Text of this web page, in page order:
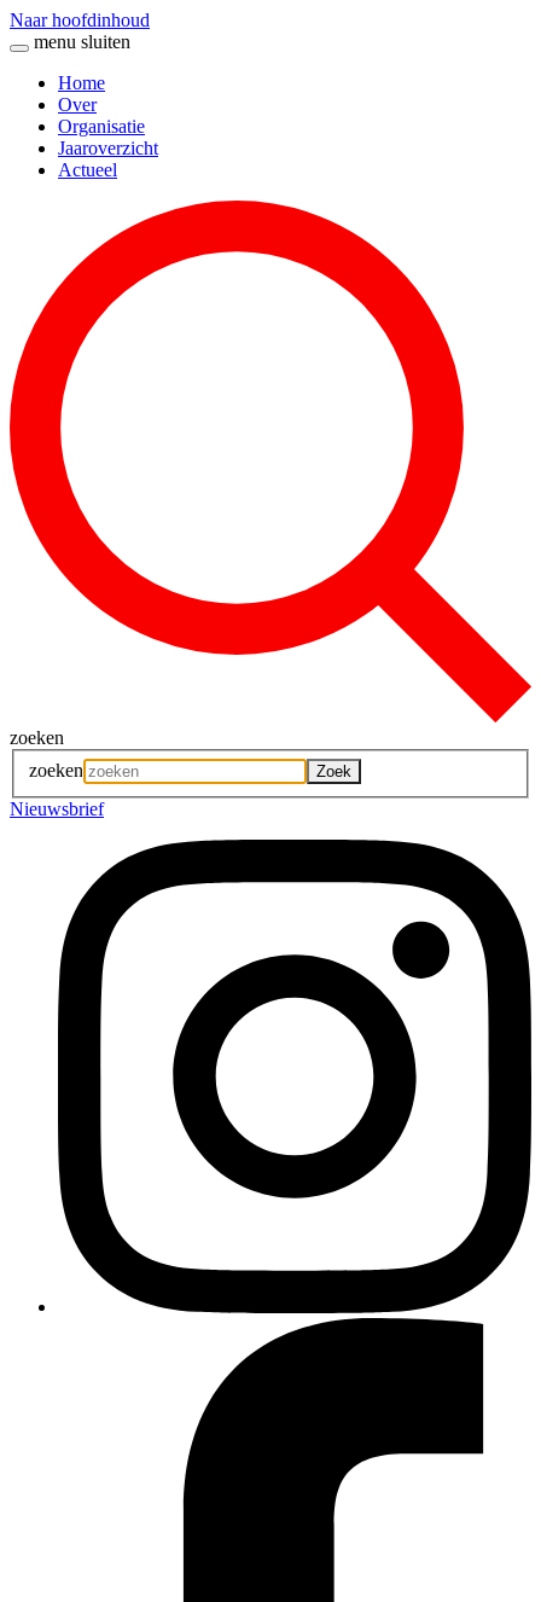
Naar hoofdinhoud
menu sluiten
Home
Over
Organisatie
Jaaroverzicht
Actueel
zoeken
zoeken
Nieuwsbrief